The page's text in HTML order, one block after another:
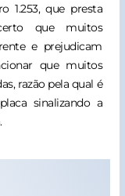
1.253, que presta
que muitos
e prejudicam
que muitos
razão pela qual é
sinalizando a